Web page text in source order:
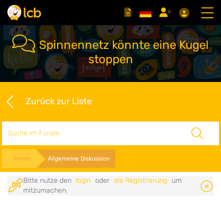
Spinnennetz könnte eine Kugel
stoppen
Zurück zur Liste
Foren Allgemeine Diskussion
Bitte nutze den login oder die Registrierung
um
mitzumachen.